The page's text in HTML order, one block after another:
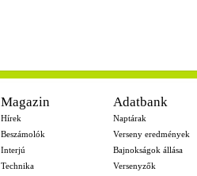
Magazin
Hírek
Beszámolók
Interjú
Technika
Adatbank
Naptárak
Verseny eredmények
Bajnokságok állása
Versenyzők